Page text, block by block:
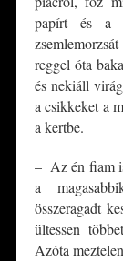
papírt és a
reggel óta
és nekiáll
a csikkeket a
a kertbe.
– Az én fiam
a
összeragadt
ültessen
Azóta